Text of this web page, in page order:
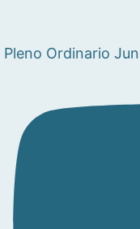
Pleno Ordinario